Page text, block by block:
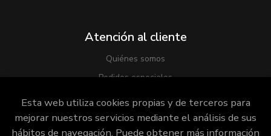
Atención al cliente
Quiénes somos
Pedidos especiales
Esta web utiliza cookies propias y de terceros para
mejorar nuestros servicios mediante el análisis de sus
hábitos de navegación. Puede obtener más información